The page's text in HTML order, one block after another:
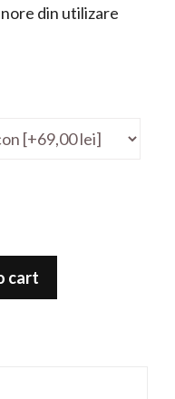
din utilizare
cart